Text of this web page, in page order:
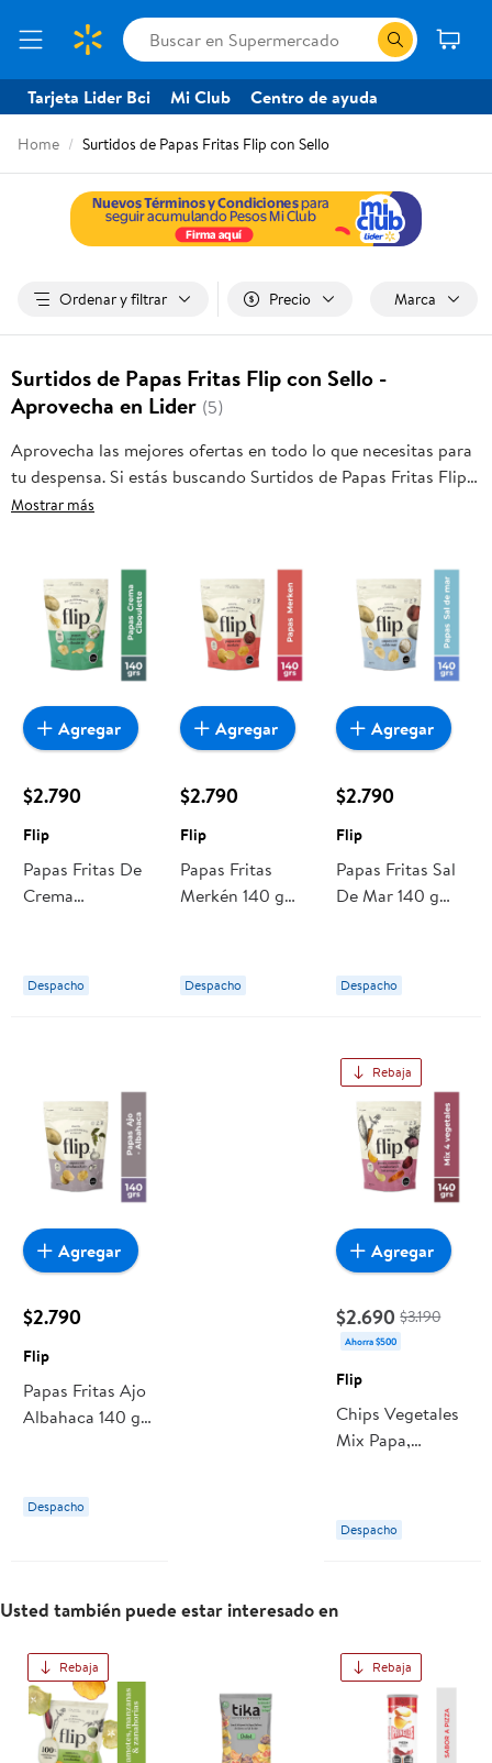
Tarjeta Lider Bci Mi Club Centro de ayuda
Home Surtidos de Papas Fritas Flip con Sello
Ordenar y filtrar Precio Marca
Surtidos de Papas Fritas Flip con Sello -
Aprovecha en Lider (5)
Aprovecha las mejores ofertas en todo lo que necesitas para
tu despensa. Si estás buscando Surtidos de Papas Fritas Flip
con Sello, frutas frescas, carnes, pan o productos para el
esta oportunidad sea realmente conveniente para ti y tu
familia.
Mostrar más
$2.790
Flip
Papas Fritas De
Crema
Despacho
Agregar
$2.790
Flip
Papas Fritas
Merkén 140 g
Despacho
Agregar
$2.790
Flip
Papas Fritas Sal
De Mar 140 g
Despacho
Agregar
$2.790
Flip
Papas Fritas Ajo
Albahaca 140 g
Despacho
Agregar
Rebaja
$2.690 $3.190
Ahorra $500
Flip
Chips Vegetales
Mix Papa,
Betarraga 140 g
Flip
Despacho
Agregar
Usted también puede estar interesado en
Rebaja Rebaja